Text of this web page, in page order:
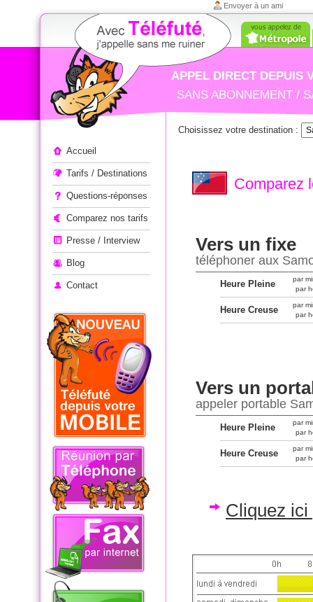
Envoyer à un ami
APPEL DIRECT DEPUIS
SANS ABONNEMENT /
Accueil
Tarifs / Destinations
Questions-réponses
Comparez nos tarifs
Presse / Interview
Blog
Contact
Choisissez votre destination :
Comparez
Vers un fixe
téléphoner aux
Heure Pleine
par
par
Heure Creuse
par
par
Vers un
appeler portable
Heure Pleine
par
par
Heure Creuse
par
par
Cliquez